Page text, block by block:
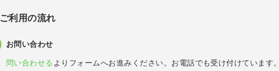
ご利用の流れ
お問い合わせ
問い合わせる よりフォームへお進みください。お電話でも受け付けています。